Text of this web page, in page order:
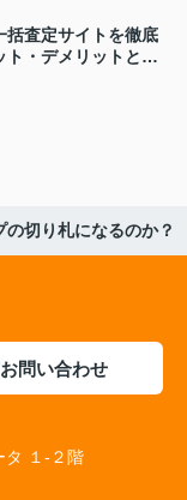
括査定サイトを徹底
ト・デメリットと賢
切り札になるのか？
お問い合わせ
タ １-２階